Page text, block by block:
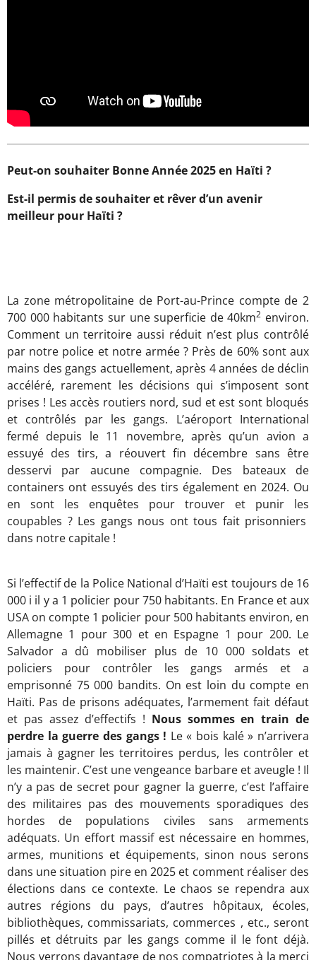
Peut-on souhaiter Bonne Année 2025 en Haïti ?
Est-il permis de souhaiter et rêver d’un avenir
meilleur pour Haïti ?
La zone métropolitaine de Port-au-Prince compte de 2
700 000 habitants sur une superficie de 40km2 environ.
Comment un territoire aussi réduit n’est plus contrôlé
par notre police et notre armée ? Près de 60% sont aux
mains des gangs actuellement, après 4 années de déclin
accéléré, rarement les décisions qui s’imposent sont
prises ! Les accès routiers nord, sud et est sont bloqués
et contrôlés par les gangs. L’aéroport International
fermé depuis le 11 novembre, après qu’un avion a
essuyé des tirs, a réouvert fin décembre sans être
desservi par aucune compagnie. Des bateaux de
containers ont essuyés des tirs également en 2024. Ou
en sont les enquêtes pour trouver et punir les
coupables ? Les gangs nous ont tous fait prisonniers
dans notre capitale !
Si l’effectif de la Police National d’Haïti est toujours de 16
000 i il y a 1 policier pour 750 habitants. En France et aux
USA on compte 1 policier pour 500 habitants environ, en
Allemagne 1 pour 300 et en Espagne 1 pour 200. Le
Salvador a dû mobiliser plus de 10 000 soldats et
policiers pour contrôler les gangs armés et a
emprisonné 75 000 bandits. On est loin du compte en
Haïti. Pas de prisons adéquates, l’armement fait défaut
et pas assez d’effectifs ! Nous sommes en train de
perdre la guerre des gangs ! Le « bois kalé » n’arrivera
jamais à gagner les territoires perdus, les contrôler et
les maintenir. C’est une vengeance barbare et aveugle ! Il
n’y a pas de secret pour gagner la guerre, c’est l’affaire
des militaires pas des mouvements sporadiques des
hordes de populations civiles sans armements
adéquats. Un effort massif est nécessaire en hommes,
armes, munitions et équipements, sinon nous serons
dans une situation pire en 2025 et comment réaliser des
élections dans ce contexte. Le chaos se rependra aux
autres régions du pays, d’autres hôpitaux, écoles,
bibliothèques, commissariats, commerces , etc., seront
pillés et détruits par les gangs comme il le font déjà.
Nous verrons davantage de nos compatriotes à la merci